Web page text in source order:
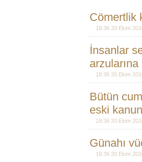
Cömertlik
18:36 20 Ekim
İnsanlar
arzularına
18:36 20 Ekim
Bütün
eski
18:36 20 Ekim
Günahı
18:36 20 Ekim